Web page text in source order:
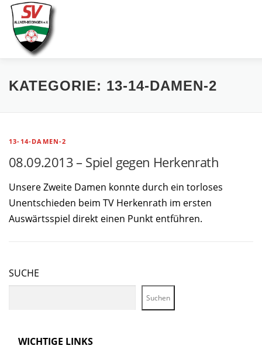
Zum
Inhalt
springen
AKTUELLES SPIELE & ERGEBNISSE
KATEGORIE: 13-14-DAMEN-2
13-14-DAMEN-2
08.09.2013 – Spiel gegen Herkenrath
Unsere Zweite Damen konnte durch ein torloses
Unentschieden beim TV Herkenrath im ersten
Auswärtsspiel direkt einen Punkt entführen.
SUCHE
Suchen
WICHTIGE LINKS